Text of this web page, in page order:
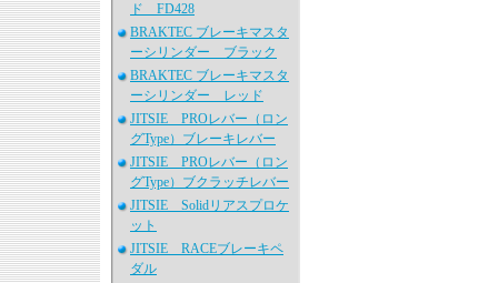
ド FD428
BRAKTEC ブレーキマスタ
ーシリンダー ブラック
BRAKTEC ブレーキマスタ
ーシリンダー レッド
JITSIE PROレバー（ロン
グType）ブレーキレバー
JITSIE PROレバー（ロン
グType）ブクラッチレバー
JITSIE Solidリアスプロケ
ット
JITSIE RACEブレーキペ
ダル